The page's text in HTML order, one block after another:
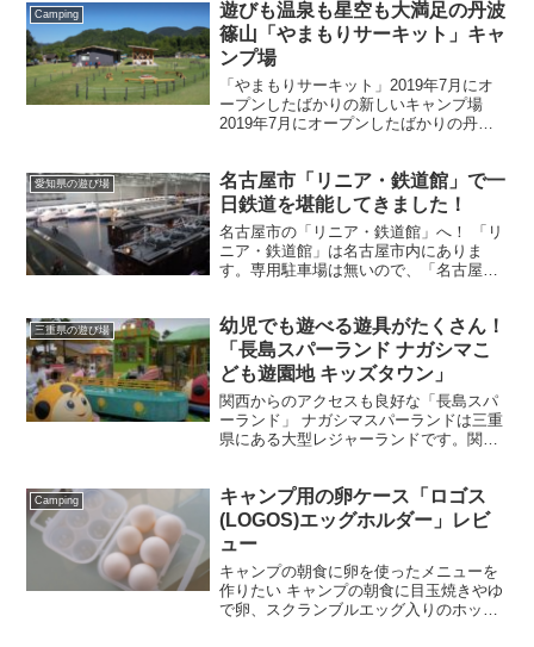
う道具や入らないもを置いておく用にド
ウシシャの...
Camping
遊びも温泉も星空も大満足の丹波
篠山「やまもりサーキット」キャ
ンプ場
「やまもりサーキット」2019年7月にオ
ープンしたばかりの新しいキャンプ場
2019年7月にオープンしたばかりの丹波
BBQ、その後家族でキャンプ宿泊をしま
した。 「たんけ...
愛知県の遊び場
名古屋市「リニア・鉄道館」で一
日鉄道を堪能してきました！
名古屋市の「リニア・鉄道館」へ！ 「リ
ニア・鉄道館」は名古屋市内にありま
す。専用駐車場は無いので、「名古屋市
に到着しました。 入ってすぐのところ
に、蒸気機関車・新幹線...
三重県の遊び場
幼児でも遊べる遊具がたくさん！
「長島スパーランド ナガシマこ
ども遊園地 キッズタウン」
関西からのアクセスも良好な「長島スパ
ーランド」 ナガシマスパーランドは三重
県にある大型レジャーランドです。関西
あまり良くなかったのですが、そのぶん
お客さんも少なく、ス...
Camping
キャンプ用の卵ケース「ロゴス
(LOGOS)エッグホルダー」レビ
ュー
キャンプの朝食に卵を使ったメニューを
作りたい キャンプの朝食に目玉焼きやゆ
で卵、スクランブルエッグ入りのホット